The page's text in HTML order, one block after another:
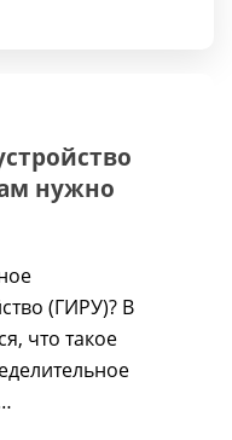
нужно
(ГИРУ)? В
что такое